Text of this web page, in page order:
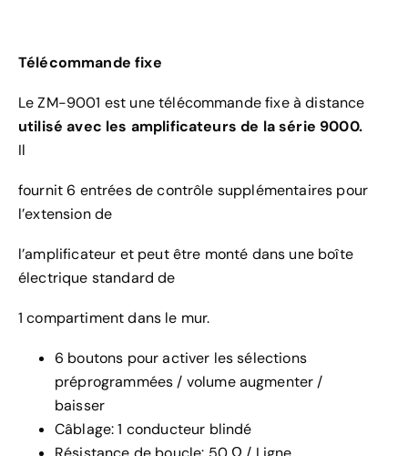
Télécommande fixe
Le ZM-9001 est une télécommande fixe à distance
utilisé avec les amplificateurs de la série 9000.
Il
fournit 6 entrées de contrôle supplémentaires pour
l’extension de
l’amplificateur et peut être monté dans une boîte
électrique standard de
1 compartiment dans le mur.
6 boutons pour activer les sélections
préprogrammées / volume augmenter /
baisser
Câblage: 1 conducteur blindé